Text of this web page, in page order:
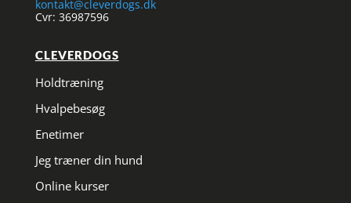
kontakt@cleverdogs.dk
Cvr: 36987596
CLEVERDOGS
Holdtræning
Hvalpebesøg
Enetimer
Jeg træner din hund
Online kurser